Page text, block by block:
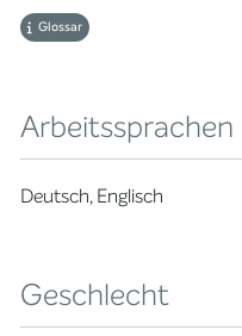
Glossar
Arbeitssprachen
Deutsch, Englisch
Geschlecht